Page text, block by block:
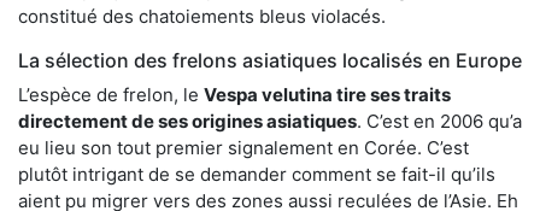
constitué des chatoiements bleus violacés.
La sélection des frelons asiatiques localisés en Europe
L’espèce de frelon, le Vespa velutina tire ses traits
directement de ses origines asiatiques. C’est en 2006 qu’a
eu lieu son tout premier signalement en Corée. C’est
plutôt intrigant de se demander comment se fait-il qu’ils
aient pu migrer vers des zones aussi reculées de l’Asie. Eh